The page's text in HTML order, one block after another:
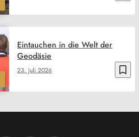
bookmark_border
23. Juli 2026
Eintauchen in die Welt der
Geodäsie